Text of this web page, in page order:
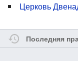
Церковь
Последняя